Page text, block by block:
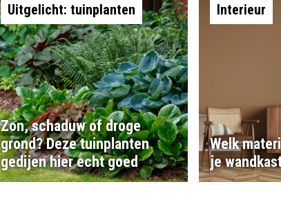
Uitgelicht: tuinplanten
Zon, schaduw of droge
grond? Deze tuinplanten
gedijen hier echt goed
Interieur
Welk
je